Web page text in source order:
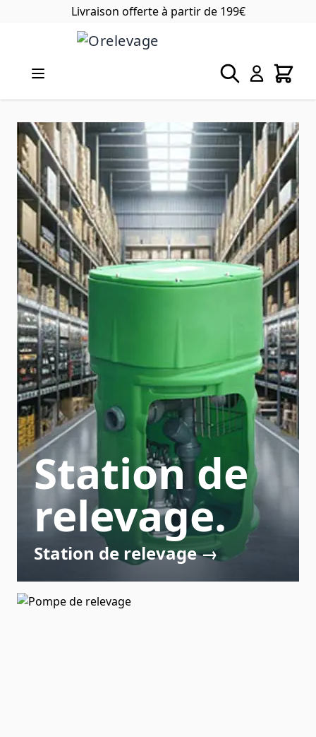
Allez au contenuLivraison offerte à partir de 199€
Station de
relevage.
Station de relevage →